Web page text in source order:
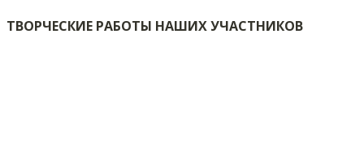
ТВОРЧЕСКИЕ РАБОТЫ НАШИХ УЧАСТНИКОВ